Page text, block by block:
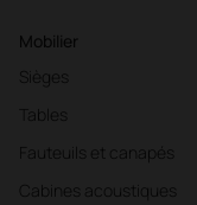
Mobilier
Sièges
Tables
Fauteuils et canapés
Cabines acoustiques